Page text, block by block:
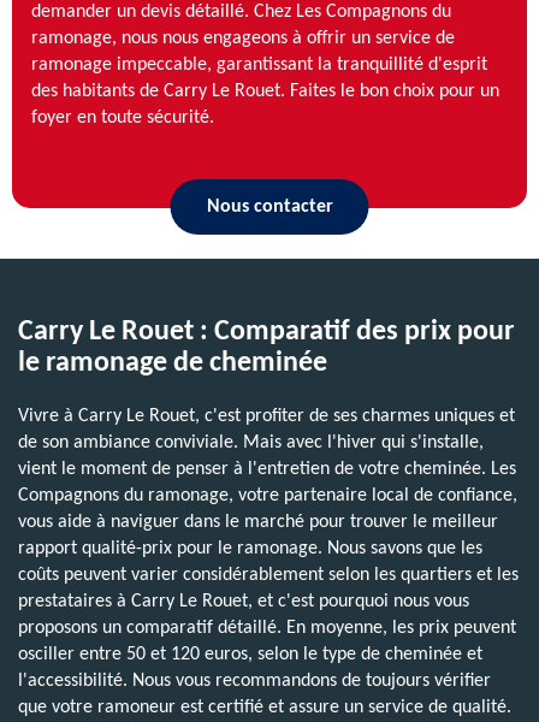
demander un devis détaillé. Chez Les Compagnons du
ramonage, nous nous engageons à offrir un service de
ramonage impeccable, garantissant la tranquillité d'esprit
des habitants de Carry Le Rouet. Faites le bon choix pour un
foyer en toute sécurité.
Nous contacter
Carry Le Rouet : Comparatif des prix pour
le ramonage de cheminée
Vivre à Carry Le Rouet, c'est profiter de ses charmes uniques et
de son ambiance conviviale. Mais avec l'hiver qui s'installe,
vient le moment de penser à l'entretien de votre cheminée. Les
Compagnons du ramonage, votre partenaire local de confiance,
vous aide à naviguer dans le marché pour trouver le meilleur
rapport qualité-prix pour le ramonage. Nous savons que les
coûts peuvent varier considérablement selon les quartiers et les
prestataires à Carry Le Rouet, et c'est pourquoi nous vous
proposons un comparatif détaillé. En moyenne, les prix peuvent
osciller entre 50 et 120 euros, selon le type de cheminée et
l'accessibilité. Nous vous recommandons de toujours vérifier
que votre ramoneur est certifié et assure un service de qualité.